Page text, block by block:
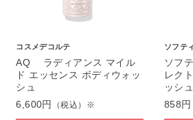
コスメデコルテ
AQ ラディアンス マイル
ド エッセンス ボディウォッ
シュ
6,600円
（税込）※
ソフテ
ソフ
レク
ッシ
858円